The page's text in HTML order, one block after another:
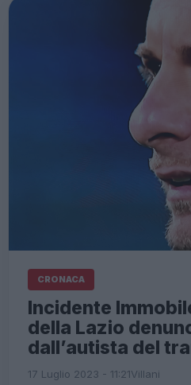
CRONACA
Incidente
della Lazio
dall’autista del
17 Luglio 2023 - 11:21Villani